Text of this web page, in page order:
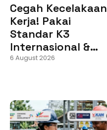
Cegah Kecelakaan
Kerja! Pakai
Standar K3
Internasional &…
6 August 2026